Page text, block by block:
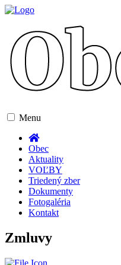
Toggle
Menu
Obec
Aktuality
VOĽBY
Triedený zber
Dokumenty
Fotogaléria
Kontakt
Zmluvy